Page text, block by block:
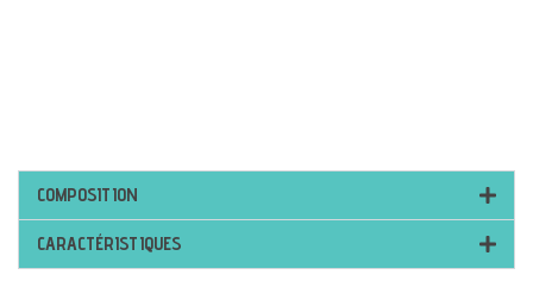
COMPOSITION
CARACTÉRISTIQUES